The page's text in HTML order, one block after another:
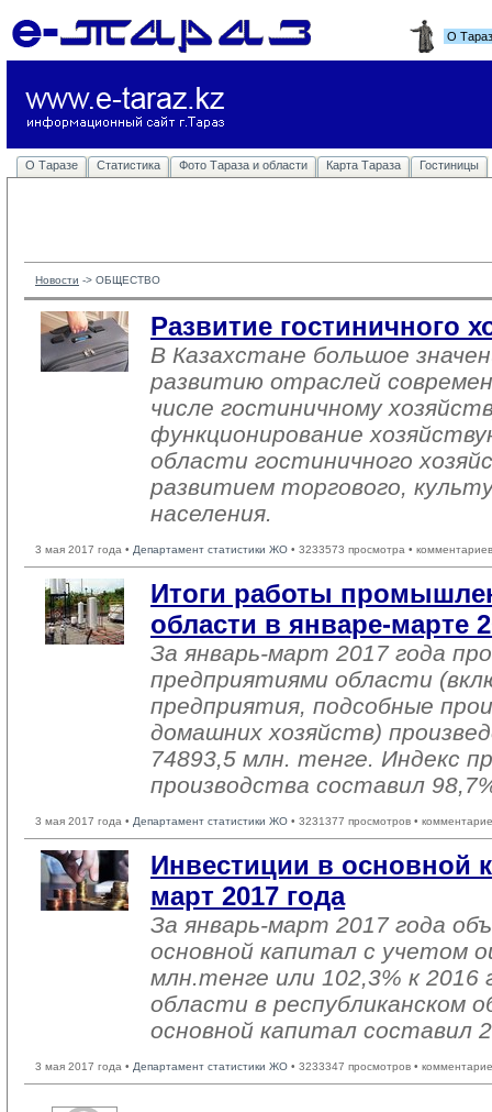
О
О Таразе Статистика Фото Тараза и области Карта Тараза Гостиницы
Новости -> ОБЩЕСТВО
Развитие гостиничного
В Казахстане большое
развитию отраслей
числе гостиничному
функционирование
области гостиничного
развитием торгового,
населения.
3 мая 2017 года • Департамент статистики ЖО • 3233573 просмотра •
Итоги работы
области в январе-марте
За январь-март 2017 года
предприятиями области
предприятия, подсобные
домашних хозяйств)
74893,5 млн. тенге. Индекс
производства составил
3 мая 2017 года • Департамент статистики ЖО • 3231377 просмотров •
Инвестиции в основной
март 2017 года
За январь-март 2017 года
основной капитал с учетом
млн.тенге или 102,3% к 2016
области в республиканском
основной капитал составил
3 мая 2017 года • Департамент статистики ЖО • 3233347 просмотров •